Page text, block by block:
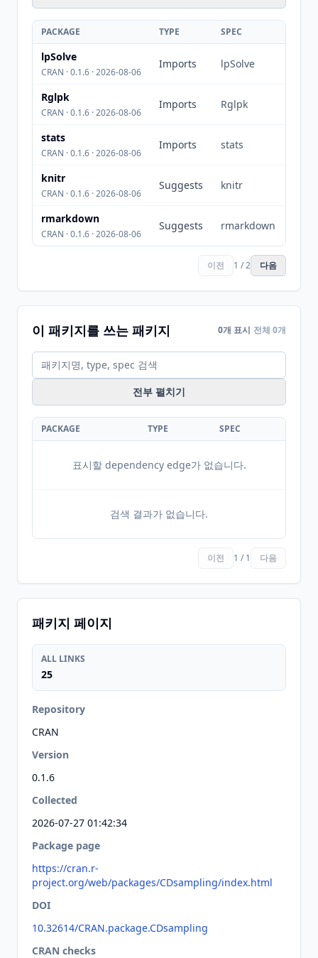
PACKAGE TYPE SPEC
lpSolve
CRAN · 0.1.6 · 2026-08-06
Imports lpSolve
Rglpk
CRAN · 0.1.6 · 2026-08-06
Imports Rglpk
stats
CRAN · 0.1.6 · 2026-08-06
Imports stats
knitr
CRAN · 0.1.6 · 2026-08-06
Suggests knitr
rmarkdown
CRAN · 0.1.6 · 2026-08-06
Suggests rmarkdown
이전 1 / 2 다음
이 패키지를 쓰는 패키지 0개 표시 전체 0개
전부 펼치기
PACKAGE TYPE SPEC
표시할 dependency edge가 없습니다.
검색 결과가 없습니다.
이전 1 / 1 다음
패키지 페이지
ALL LINKS
25
Repository
CRAN
Version
0.1.6
Collected
2026-07-27 01:42:34
Package page
https://cran.r-
project.org/web/packages/CDsampling/index.html
DOI
10.32614/CRAN.package.CDsampling
CRAN checks